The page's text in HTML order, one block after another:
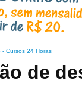
- Cursos 24 Horas
de